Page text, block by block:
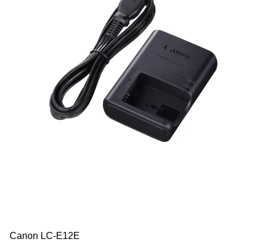
Canon LC-E12E